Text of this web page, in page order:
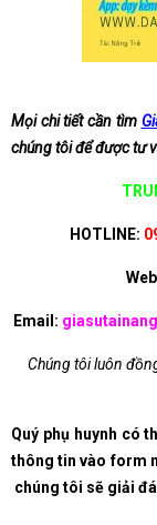
Mọi chi tiết cần tìm
chúng tôi để được tư
HOTLINE:
Email:
Chúng tôi luôn
Quý phụ huynh có
thông tin vào form
chúng tôi sẽ giải